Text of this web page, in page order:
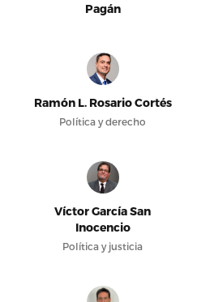
Pagán
Ramón L. Rosario Cortés
Política y derecho
Víctor García San
Inocencio
Política y justicia